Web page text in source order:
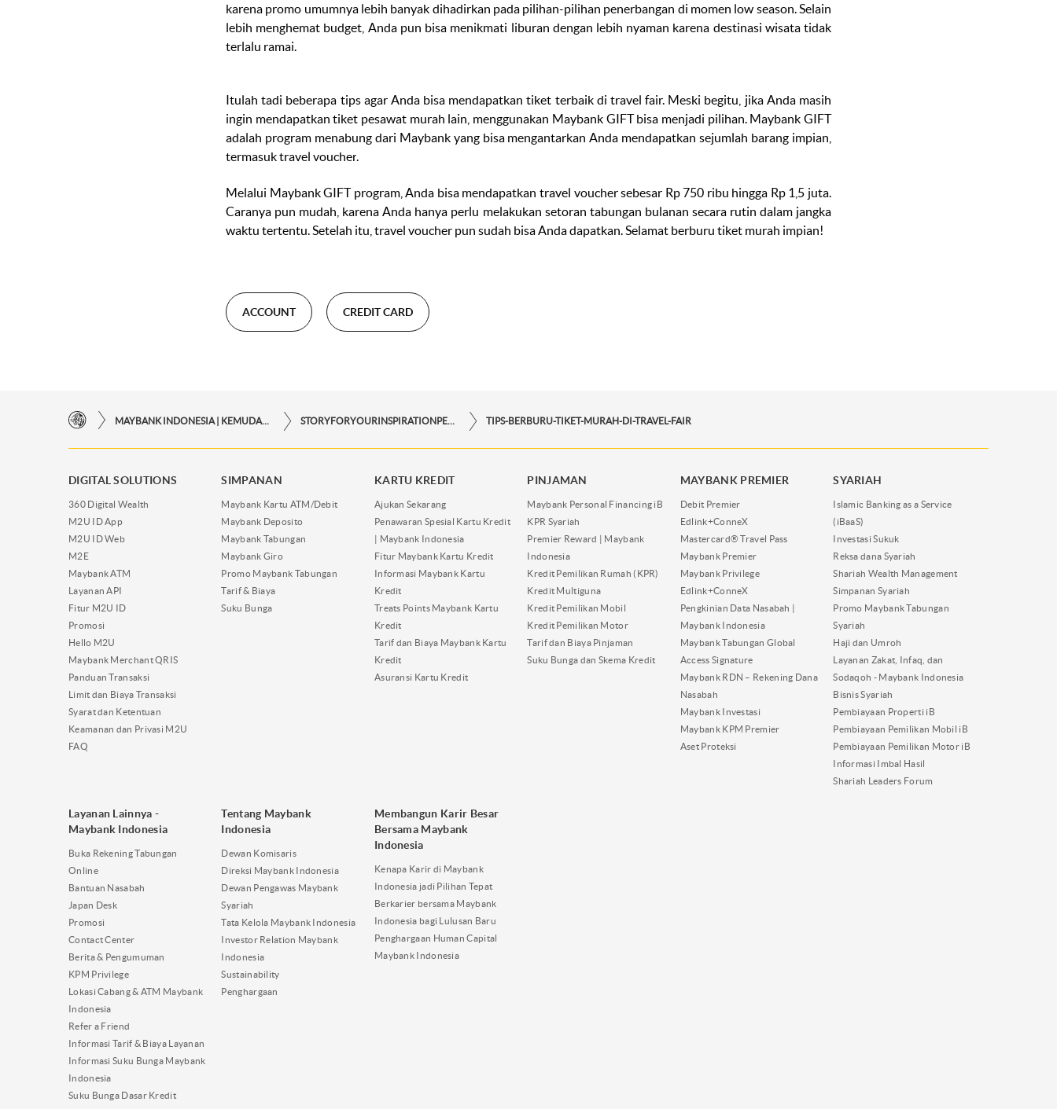
karena promo umumnya lebih banyak dihadirkan pada pilihan-pilihan penerbangan di momen low season. Selain
lebih menghemat budget, Anda pun bisa menikmati liburan dengan lebih nyaman karena destinasi wisata tidak
terlalu ramai.
Itulah tadi beberapa tips agar Anda bisa mendapatkan tiket terbaik di travel fair. Meski begitu, jika Anda masih
ingin mendapatkan tiket pesawat murah lain, menggunakan Maybank GIFT bisa menjadi pilihan. Maybank GIFT
adalah program menabung dari Maybank yang bisa mengantarkan Anda mendapatkan sejumlah barang impian,
termasuktravel voucher
Melalui Maybank GIFT program, Anda bisa mendapatkan travel vouchersebesar Rp 750 ribu hingga Rp 1,5 juta.
Caranya pun mudah, karena Anda hanya perlu melakukan setoran tabungan bulanan secara rutin dalam jangka
waktu tertentu. Setelah itu, travel voucher pun sudah bisa Anda dapatkan. Selamat berburu tiket murah impian!
ACCOUNT CREDIT CARD
MAYBANK INDONESIA | KEMUDAHAN TRANSAKSI FINANSIAL DI UJUNG JARI ANDA STORYFORYOURINSPIRATIONPERSONAL TIPS-BERBURU-TIKET-MURAH-DI-TRAVEL-FAIR
DIGITAL SOLUTIONS
360 Digital Wealth
M2U ID App
M2U ID Web
M2E
Maybank ATM
Layanan API
Fitur M2U ID
Promosi
Hello M2U
Maybank Merchant QRIS
Panduan Transaksi
Limit dan Biaya Transaksi
Syarat dan Ketentuan
Keamanan dan Privasi M2U
FAQ
SIMPANAN
Maybank Kartu ATM/Debit
Maybank Deposito
Maybank Tabungan
Maybank Giro
Promo Maybank Tabungan
Tarif & Biaya
Suku Bunga
KARTU KREDIT
Ajukan Sekarang
Penawaran Spesial Kartu Kredit
| Maybank Indonesia
Fitur Maybank Kartu Kredit
Informasi Maybank Kartu
Kredit
Treats Points Maybank Kartu
Kredit
Tarif dan Biaya Maybank Kartu
Kredit
Asuransi Kartu Kredit
PINJAMAN
Maybank Personal Financing iB
KPR Syariah
Premier Reward | Maybank
Indonesia
Kredit Pemilikan Rumah (KPR)
Kredit Multiguna
Kredit Pemilikan Mobil
Kredit Pemilikan Motor
Tarif dan Biaya Pinjaman
Suku Bunga dan Skema Kredit
MAYBANK PREMIER
Debit Premier
Edlink+ConneX
Mastercard® Travel Pass
Maybank Premier
Maybank Privilege
Edlink+ConneX
Pengkinian Data Nasabah |
Maybank Indonesia
Maybank Tabungan Global
Access Signature
Maybank RDN – Rekening Dana
Nasabah
Maybank Investasi
Maybank KPM Premier
Aset Proteksi
SYARIAH
Islamic Banking as a Service
(iBaaS)
Investasi Sukuk
Reksa dana Syariah
Shariah Wealth Management
Simpanan Syariah
Promo Maybank Tabungan
Syariah
Haji dan Umroh
Layanan Zakat, Infaq, dan
Sodaqoh - Maybank Indonesia
Bisnis Syariah
Pembiayaan Properti iB
Pembiayaan Pemilikan Mobil iB
Pembiayaan Pemilikan Motor iB
Informasi Imbal Hasil
Shariah Leaders Forum
Layanan Lainnya -
Maybank Indonesia
Buka Rekening Tabungan
Online
Bantuan Nasabah
Japan Desk
Promosi
Contact Center
Berita & Pengumuman
KPM Privilege
Lokasi Cabang & ATM Maybank
Indonesia
Refer a Friend
Informasi Tarif & Biaya Layanan
Informasi Suku Bunga Maybank
Indonesia
Suku Bunga Dasar Kredit
Tentang Maybank
Indonesia
Dewan Komisaris
Direksi Maybank Indonesia
Dewan Pengawas Maybank
Syariah
Tata Kelola Maybank Indonesia
Investor Relation Maybank
Indonesia
Sustainability
Penghargaan
Membangun Karir Besar
Bersama Maybank
Indonesia
Kenapa Karir di Maybank
Indonesia jadi Pilihan Tepat
Berkarier bersama Maybank
Indonesia bagi Lulusan Baru
Penghargaan Human Capital
Maybank Indonesia